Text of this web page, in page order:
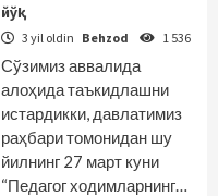
йўқ!
3 yil oldin Behzod 1 536
Сўзимиз аввалида
алоҳида таъкидлашни
истардикки, давлатимиз
раҳбари томонидан шу
йилнинг 27 март куни
“Педагог ходимларнинг…